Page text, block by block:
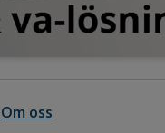
Om oss